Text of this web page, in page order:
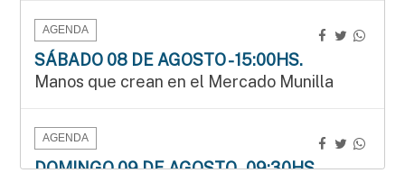
AGENDA
SÁBADO 08 DE AGOSTO - 15:00HS.
Manos que crean en el Mercado Munilla
AGENDA
DOMINGO 09 DE AGOSTO - 09:30HS.